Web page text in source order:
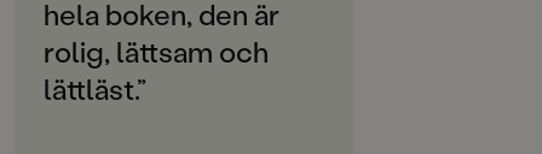
Svenska
SERIE
Zoe
hela boken, den är
rolig, lättsam och
lättläst.”